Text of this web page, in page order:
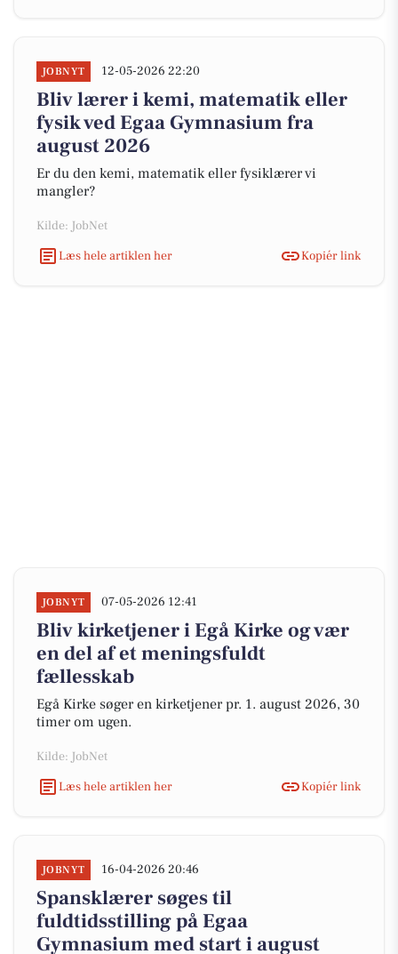
JOBNYT 12-05-2026 22:20
Bliv lærer i kemi, matematik eller
fysik ved Egaa Gymnasium fra
august 2026
Er du den kemi, matematik eller fysiklærer vi
mangler?
Kilde: JobNet
Læs hele artiklen her
Kopiér link
JOBNYT 07-05-2026 12:41
Bliv kirketjener i Egå Kirke og vær
en del af et meningsfuldt
fællesskab
Egå Kirke søger en kirketjener pr. 1. august 2026, 30
timer om ugen.
Kilde: JobNet
Læs hele artiklen her
Kopiér link
JOBNYT 16-04-2026 20:46
Spansklærer søges til
fuldtidsstilling på Egaa
Gymnasium med start i august